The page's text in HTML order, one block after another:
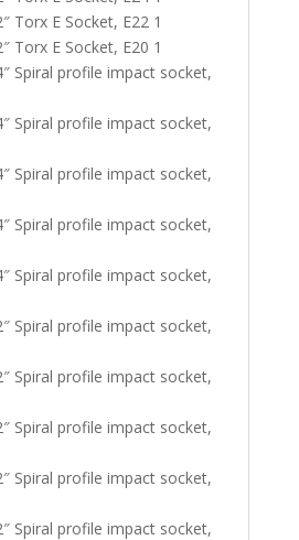
Torx E Socket, E22 1
Torx E Socket, E20 1
Spiral profile impact socket,
Spiral profile impact socket,
Spiral profile impact socket,
Spiral profile impact socket,
Spiral profile impact socket,
Spiral profile impact socket,
Spiral profile impact socket,
Spiral profile impact socket,
Spiral profile impact socket,
Spiral profile impact socket,